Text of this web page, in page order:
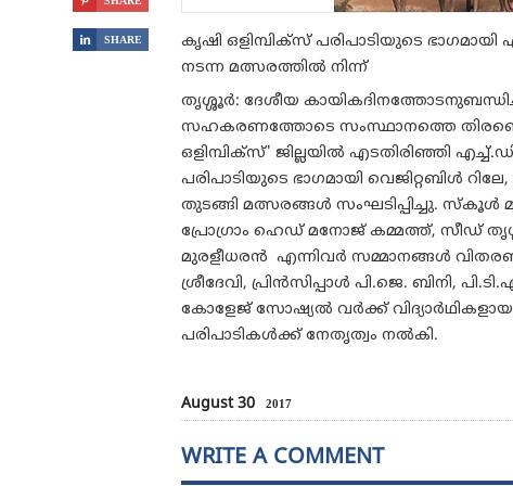
 SHARE
കൃഷി ഒളിമ്പിക്‌സ് പരിപാടിയുടെ
നടന്ന മത്സരത്തിൽ നിന്ന്
തൃശ്ശൂർ: ദേശീയ
സഹകരണത്തോടെ സംസ്ഥാനത്തെ
ഒളിമ്പിക്‌സ്' ജില്ലയിൽ എടതിരിഞ്ഞി
പരിപാടിയുടെ ഭാഗമായി വെജിറ്റബിൾ
തുടങ്ങി മത്സരങ്ങൾ സംഘടിപ്പിച്ചു. സ്‌കൂൾ
പ്രോഗ്രാം ഹെഡ് മനോജ് കമ്മത്ത്, സീഡ്
മുരളീധരൻ എന്നിവർ സമ്മാനങ്ങൾ
ശ്രീദേവി, പ്രിൻസിപ്പാൾ പി.ജെ. ബിനി,
കോളേജ് സോഷ്യൽ വർക്ക്
പരിപാടികൾക്ക് നേതൃത്വം നൽകി.
August 30 2017
WRITE A COMMENT